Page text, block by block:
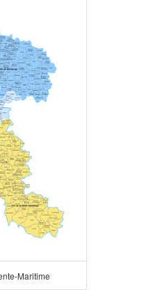
Maritime